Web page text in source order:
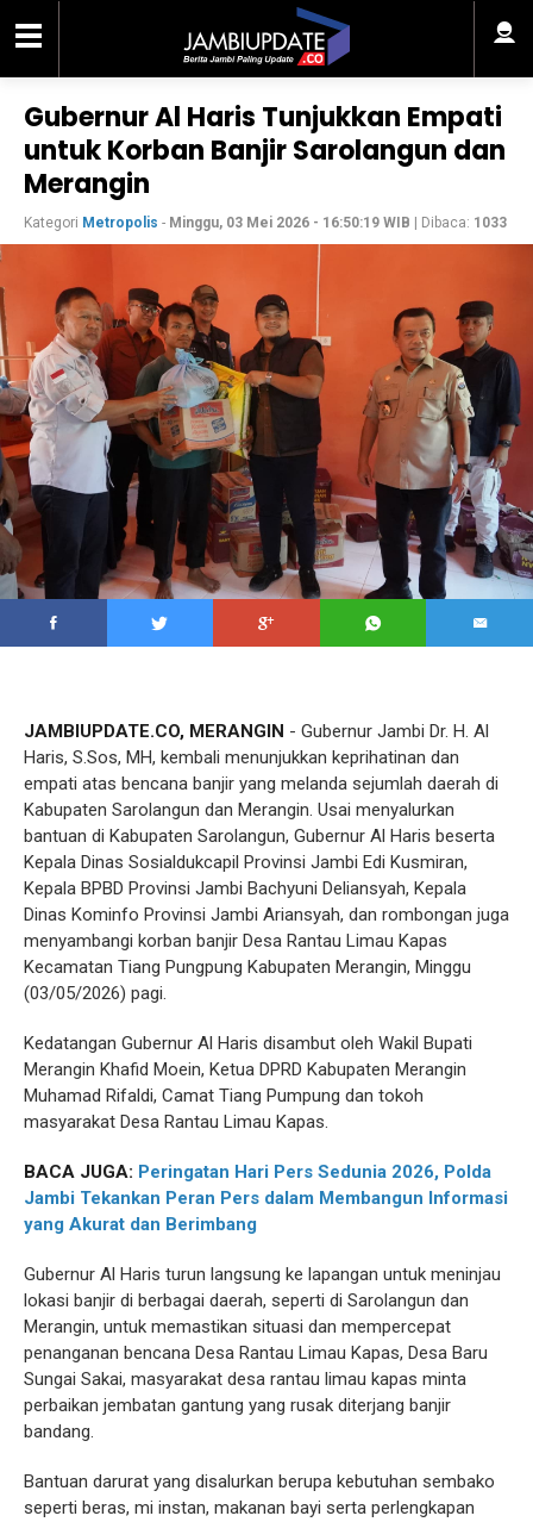
Gubernur Al Haris Tunjukkan Empati
untuk Korban Banjir Sarolangun dan
Merangin
Kategori Metropolis - Minggu, 03 Mei 2026 - 16:50:19 WIB | Dibaca: 1033
JAMBIUPDATE.CO, MERANGIN - Gubernur Jambi Dr. H. Al
Haris, S.Sos, MH, kembali menunjukkan keprihatinan dan
empati atas bencana banjir yang melanda sejumlah daerah di
Kabupaten Sarolangun dan Merangin. Usai menyalurkan
bantuan di Kabupaten Sarolangun, Gubernur Al Haris beserta
Kepala Dinas Sosialdukcapil Provinsi Jambi Edi Kusmiran,
Kepala BPBD Provinsi Jambi Bachyuni Deliansyah, Kepala
Dinas Kominfo Provinsi Jambi Ariansyah, dan rombongan juga
menyambangi korban banjir Desa Rantau Limau Kapas
Kecamatan Tiang Pungpung Kabupaten Merangin, Minggu
(03/05/2026) pagi.
Kedatangan Gubernur Al Haris disambut oleh Wakil Bupati
Merangin Khafid Moein, Ketua DPRD Kabupaten Merangin
Muhamad Rifaldi, Camat Tiang Pumpung dan tokoh
masyarakat Desa Rantau Limau Kapas.
BACA JUGA: Peringatan Hari Pers Sedunia 2026, Polda
Jambi Tekankan Peran Pers dalam Membangun Informasi
yang Akurat dan Berimbang
Gubernur Al Haris turun langsung ke lapangan untuk meninjau
lokasi banjir di berbagai daerah, seperti di Sarolangun dan
Merangin, untuk memastikan situasi dan mempercepat
penanganan bencana Desa Rantau Limau Kapas, Desa Baru
Sungai Sakai, masyarakat desa rantau limau kapas minta
perbaikan jembatan gantung yang rusak diterjang banjir
bandang.
Bantuan darurat yang disalurkan berupa kebutuhan sembako
seperti beras, mi instan, makanan bayi serta perlengkapan